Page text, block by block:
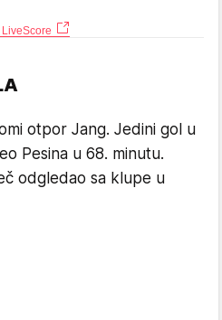
otpor Jang. Jedini gol u
Pesina u 68. minutu.
odgledao sa klupe u